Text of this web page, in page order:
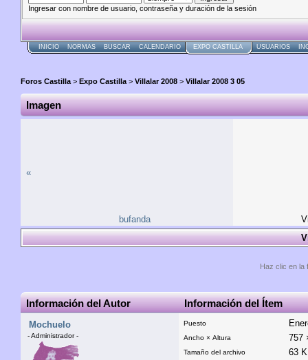
Ingresar con nombre de usuario, contraseña y duración de la sesión
INICIO NORMAS BUSCAR CALENDARIO EXPO CASTILLA USUARIOS
Foros Castilla > Expo Castilla > Villalar 2008 > Villalar 2008 3 05
Imagen
«
bufanda
Haz clic en la
Información del Autor Información del Ítem
Mochuelo
- Administrador -
Puesto
Ancho × Altura 757
Tamaño del archivo 63